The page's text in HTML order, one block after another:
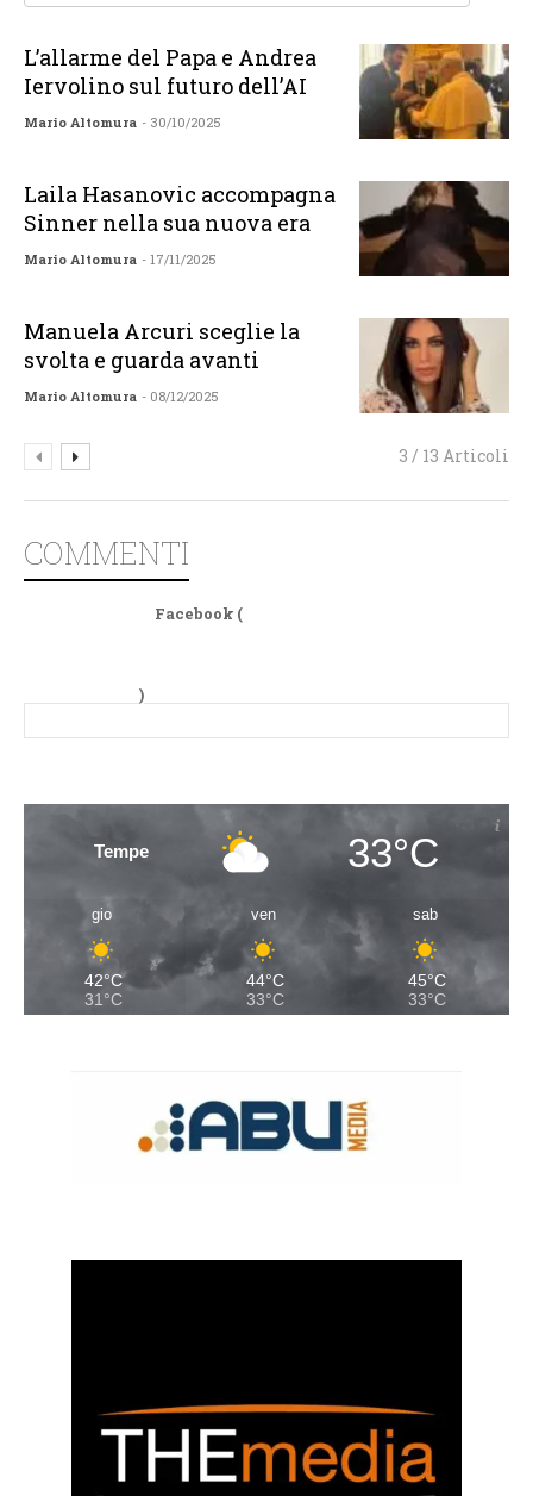
L’allarme del Papa e Andrea
Iervolino sul futuro dell’AI
Mario Altomura - 30/10/2025
Laila Hasanovic accompagna
Sinner nella sua nuova era
Mario Altomura - 17/11/2025
Manuela Arcuri sceglie la
svolta e guarda avanti
Mario Altomura - 08/12/2025
3 / 13 Articoli
COMMENTI
Facebook (
)
Tempe 33°C
gio
42°C
31°C
ven
44°C
33°C
sab
45°C
33°C